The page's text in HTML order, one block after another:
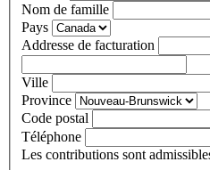
Nom de famille
Pays
Addresse de facturation
Ville
Province
Code postal
Téléphone
Les contributions sont